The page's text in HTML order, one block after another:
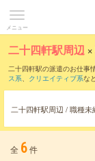
メニュー
二十四軒駅周辺 ×
二十四軒駅の派遣のお仕事
ス系、 クリエイティブ系な
二十四軒駅周辺 / 職種未
全 6件